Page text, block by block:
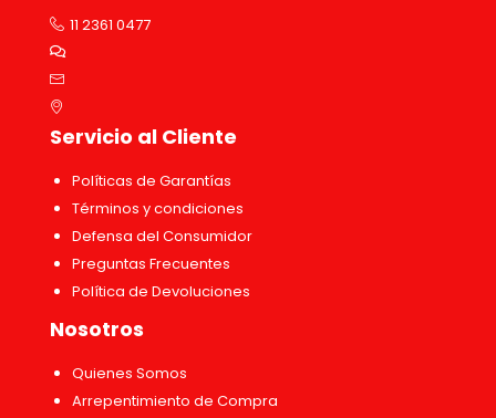
11 2361 0477
Servicio al Cliente
Políticas de Garantías
Términos y condiciones
Defensa del Consumidor
Preguntas Frecuentes
Política de Devoluciones
Nosotros
Quienes Somos
Arrepentimiento de Compra